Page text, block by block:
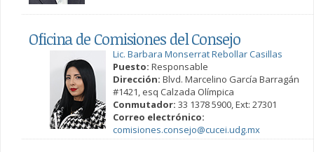
Oficina de Comisiones del Consejo
Lic. Barbara Monserrat Rebollar Casillas
Puesto: Responsable
Dirección: Blvd. Marcelino García Barragán
#1421, esq Calzada Olímpica
Conmutador: 33 1378 5900, Ext: 27301
Correo electrónico:
comisiones.consejo@cucei.udg.mx